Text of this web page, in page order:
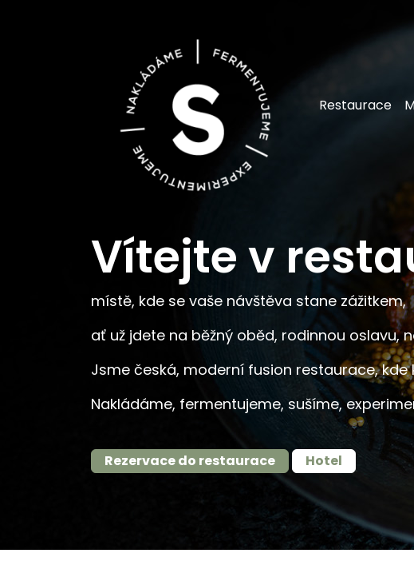
Restaurace
Vítejte v
místě, kde se vaše návštěva stane zážitkem,
ať už jdete na běžný oběd, rodinnou oslavu,
Jsme česká, moderní fusion restaurace,
Nakládáme, fermentujeme, sušíme,
Rezervace do restaurace Hotel